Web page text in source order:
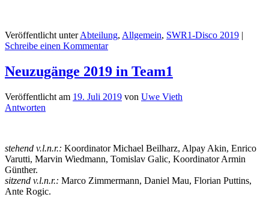
Veröffentlicht unter Abteilung, Allgemein, SWR1-Disco 2019 |
Schreibe einen Kommentar
Neuzugänge 2019 in Team1
Veröffentlicht am 19. Juli 2019 von Uwe Vieth
Antworten
stehend v.l.n.r.: Koordinator Michael Beilharz, Alpay Akin, Enrico
Varutti, Marvin Wiedmann, Tomislav Galic, Koordinator Armin
Günther.
sitzend v.l.n.r.: Marco Zimmermann, Daniel Mau, Florian Puttins,
Ante Rogic.